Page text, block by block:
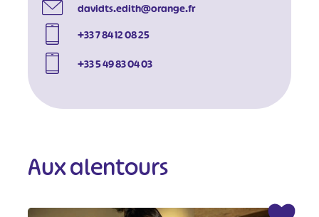
davidts.edith@orange.fr
+33 7 84 12 08 25
+33 5 49 83 04 03
Aux alentours